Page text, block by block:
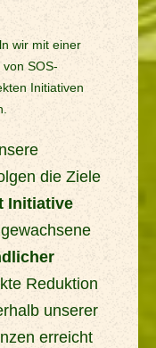
wir mit einer
SOS-
Initiativen
die Ziele
Initiative
Reduktion
unserer
erreicht